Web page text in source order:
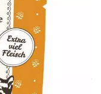
Landhausküche
eignet sich nicht
gut, sondern auch
Derzeit nicht lieferbar